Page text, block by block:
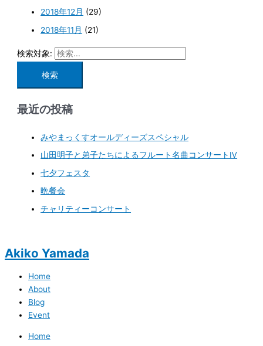
2018年12月 (29)
2018年11月 (21)
検索対象:
最近の投稿
みやまっくすオールディーズスペシャル
山田明子と弟子たちによるフルート名曲コンサートⅣ
七夕フェスタ
晩餐会
チャリティーコンサート
Akiko Yamada
Home
About
Blog
Event
Home